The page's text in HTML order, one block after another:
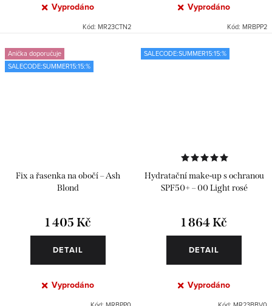
Vyprodáno
Kód: MR23CTN2
Vyprodáno
Kód: MRBPP2
Anička doporučuje
SALECODE:SUMMER15:15:%
Fix a řasenka na obočí – Ash
Blond
1 405 Kč
DETAIL
Vyprodáno
SALECODE:SUMMER15:15:%
Hydratační make-up s ochranou
SPF50+ – 00 Light rosé
1 864 Kč
DETAIL
Vyprodáno